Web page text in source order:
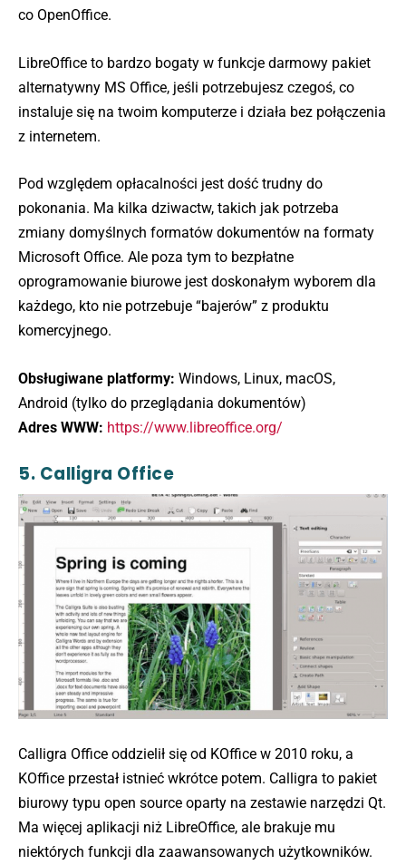
co OpenOffice.
LibreOffice to bardzo bogaty w funkcje darmowy pakiet
alternatywny MS Office, jeśli potrzebujesz czegoś, co
instaluje się na twoim komputerze i działa bez połączenia
z internetem.
Pod względem opłacalności jest dość trudny do
pokonania. Ma kilka dziwactw, takich jak potrzeba
zmiany domyślnych formatów dokumentów na formaty
Microsoft Office. Ale poza tym to bezpłatne
oprogramowanie biurowe jest doskonałym wyborem dla
każdego, kto nie potrzebuje “bajerów” z produktu
komercyjnego.
Obsługiwane platformy: Windows, Linux, macOS,
Android (tylko do przeglądania dokumentów)
Adres WWW: https://www.libreoffice.org/
5. Calligra Office
Calligra Office oddzielił się od KOffice w 2010 roku, a
KOffice przestał istnieć wkrótce potem. Calligra to pakiet
biurowy typu open source oparty na zestawie narzędzi Qt.
Ma więcej aplikacji niż LibreOffice, ale brakuje mu
niektórych funkcji dla zaawansowanych użytkowników.